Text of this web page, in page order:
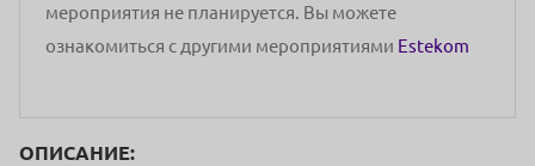
мероприятия не планируется. Вы можете
ознакомиться с другими мероприятиями Estekom
ОПИСАНИЕ: